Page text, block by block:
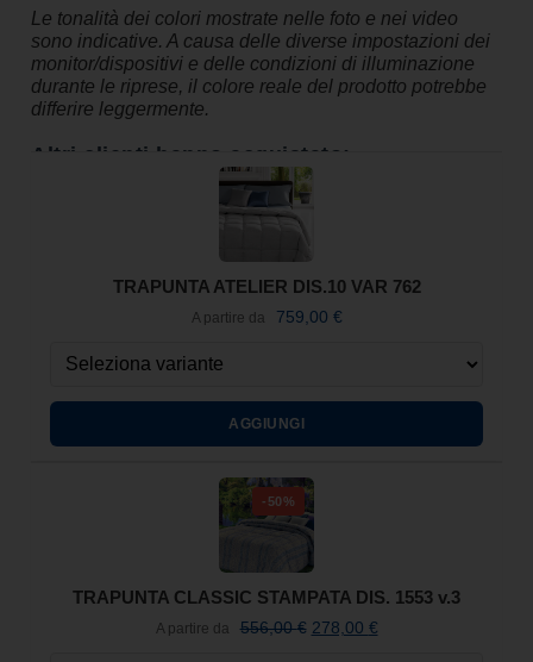
Le tonalità dei colori mostrate nelle foto e nei video
sono indicative. A causa delle diverse impostazioni dei
monitor/dispositivi e delle condizioni di illuminazione
durante le riprese, il colore reale del prodotto potrebbe
differire leggermente.
Altri clienti hanno acquistato:
TRAPUNTA ATELIER DIS.10 VAR 762
A partire da 759,00 €
AGGIUNGI
-50%
TRAPUNTA CLASSIC STAMPATA DIS. 1553 v.3
A partire da 556,00€ 278,00 €